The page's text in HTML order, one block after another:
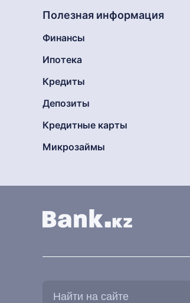
Полезная информация
Финансы
Ипотека
Кредиты
Депозиты
Кредитные карты
Микрозаймы